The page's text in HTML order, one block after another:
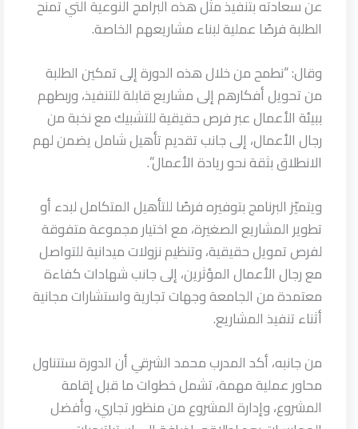
عن سعادته بتنفيذ مثل هذه البرامج النوعية التي تمنح
الطلبة فرصًا عملية لبناء مشاريعهم الخاصة.
وقال: “نطمح من خلال هذه الدورة إلى تمكين الطلبة
من تحويل أفكارهم إلى مشاريع قابلة للتنفيذ، وربطهم
ببيئة الأعمال عبر فرص حقيقية للتشبيك مع نخبة من
رجال الأعمال، إلى جانب تقديم تأهيل شامل يضمن لهم
الانطلاق بثقة نحو ريادة الأعمال”.
ويتميّز البرنامج بتوفيره فرصًا للتأهيل المتكامل لبدء أو
تطوير المشاريع الصغيرة، مع اختيار مجموعة متفوقة
لفرص تمويل حقيقية، وتنظيم نزولات ميدانية للتواصل
مع رجال الأعمال المؤثرين، إلى جانب شهادات كفاءة
معتمدة من الجامعة وجهات تجارية واستشارات مجانية
أثناء تنفيذ المشاريع.
من جانبه، أكد المدرب محمد الشرقي أن الدورة ستتناول
محاور عملية مهمة، تشمل خطوات ما قبل إقامة
المشروع، وإدارة المشروع من منظور تجاري، وأفضل